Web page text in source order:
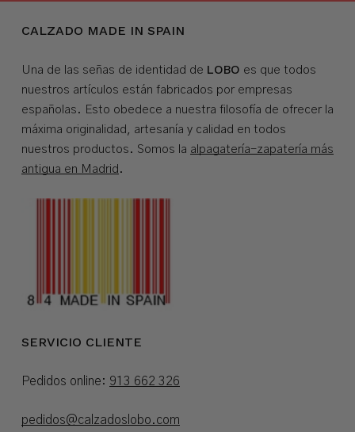
CALZADO MADE IN SPAIN
Una de las señas de identidad de LOBO es que todos
nuestros artículos están fabricados por empresas
españolas. Esto obedece a nuestra filosofía de ofrecer la
máxima originalidad, artesanía y calidad en todos
nuestros productos. Somos la alpagatería-zapatería más
antigua en Madrid .
SERVICIO CLIENTE
Pedidos online: 913 662 326
pedidos@calzadoslobo.com